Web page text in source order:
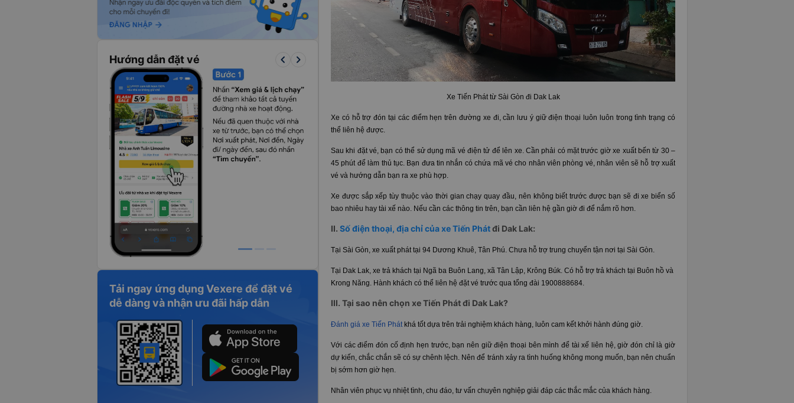
Hướng dẫn đặt vé keyboard_arrow_left keyboard_arrow_right
Tải ngay ứng dụng Vexere để đặt vé
dễ dàng và nhận ưu đãi hấp dẫn
Xe Tiến Phát từ Sài Gòn đi Dak Lak
Xe có hỗ trợ đón tại các điểm hẹn trên đường xe đi, cần lưu ý giữ điện thoại luôn luôn trong tình trạng có
thể liên hệ được.
Sau khi đặt vé, bạn có thể sử dụng mã vé điện tử để lên xe. Cần phải có mặt trước giờ xe xuất bến từ 30 –
45 phút để làm thủ tục. Bạn đưa tin nhắn có chứa mã vé cho nhân viên phòng vé, nhân viên sẽ hỗ trợ xuất
vé và hướng dẫn bạn ra xe phù hợp.
Xe được sắp xếp tùy thuộc vào thời gian chạy quay đầu, nên không biết trước được bạn sẽ đi xe biển số
bao nhiêu hay tài xế nào. Nếu cần các thông tin trên, bạn cần liên hệ gần giờ đi để nắm rõ hơn.
II. Số điện thoại, địa chỉ của xe Tiến Phátđi Dak Lak:
Tại Sài Gòn, xe xuất phát tại 94 Dương Khuê, Tân Phú. Chưa hỗ trợ trung chuyển tận nơi tại Sài Gòn.
Tại Dak Lak, xe trả khách tại Ngã ba Buôn Lang, xã Tân Lập, Krông Búk. Có hỗ trợ trả khách tại Buôn hồ và
Krong Năng. Hành khách có thể liên hệ đặt vé trước qua tổng đài 1900888684.
III. Tại sao nên chọn xe Tiến Phát đi Dak Lak?
Đánh giá xe Tiến Phát khá tốt dựa trên trải nghiệm khách hàng, luôn cam kết khởi hành đúng giờ.
Với các điểm đón cố định hẹn trước, bạn nên giữ điện thoại bên mình để tài xế liên hệ, giờ đón chỉ là giờ
dự kiến, chắc chắn sẽ có sự chênh lệch. Nên để tránh xảy ra tình huống không mong muốn, bạn nên chuẩn
bị sớm hơn giờ hẹn.
Nhân viên phục vụ nhiệt tình, chu đáo, tư vấn chuyên nghiệp giải đáp các thắc mắc của khách hàng.